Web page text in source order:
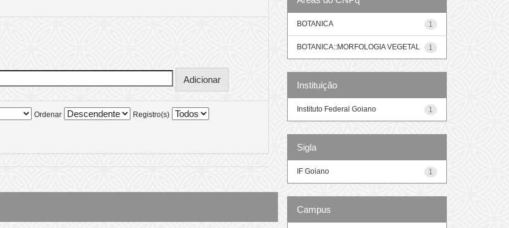
Ordenar Registro(s)
1
BOTANICA
1
BOTANICA::MORFOLOGIA VEGETAL
Instituição
1
Instituto Federal Goiano
Sigla
1
IF Goiano
Campus